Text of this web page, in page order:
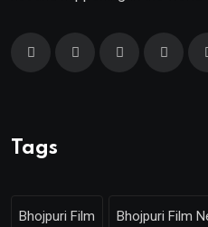
Tags
Bhojpuri Film Bhojpuri Film